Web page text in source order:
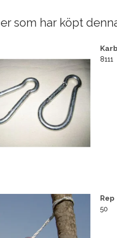
som har köpt
8111
Rep
50